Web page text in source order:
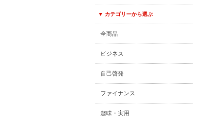
▼ カテゴリーから選ぶ
全商品
ビジネス
自己啓発
ファイナンス
趣味・実用